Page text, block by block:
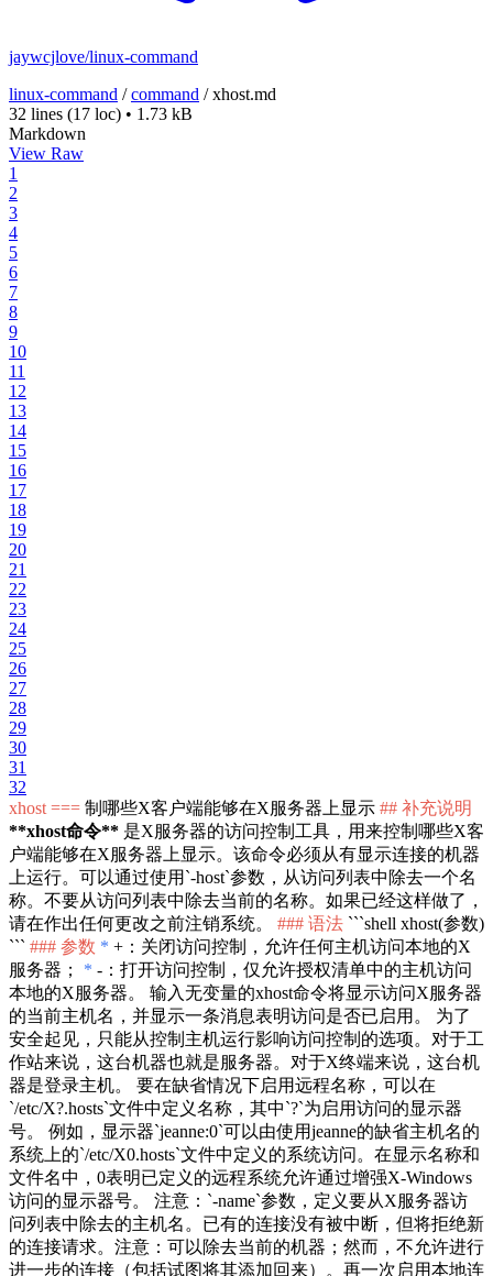
jaywcjlove/linux-command
linux-command /command /xhost.md
32 lines (17 loc) • 1.73 kB
Markdown
View Raw
1
2
3
4
5
6
7
8
9
10
11
12
13
14
15
16
17
18
19
20
21
22
23
24
25
26
27
28
29
30
31
32
xhost === 制哪些X客户端能够在X服务器上显示 ## 补充说明
**xhost命令** 是X服务器的访问控制工具，用来控制哪些X客
户端能够在X服务器上显示。该命令必须从有显示连接的机器
上运行。可以通过使用 `-host`参数，从访问列表中除去一个名
称。不要从访问列表中除去当前的名称。如果已经这样做了，
请在作出任何更改之前注销系统。 ### 语法 ```shell xhost(参数)
``` ### 参数 * +：关闭访问控制，允许任何主机访问本地的X
服务器； * -：打开访问控制，仅允许授权清单中的主机访问
本地的X服务器。 输入无变量的xhost命令将显示访问X服务器
的当前主机名，并显示一条消息表明访问是否已启用。 为了
安全起见，只能从控制主机运行影响访问控制的选项。对于工
作站来说，这台机器也就是服务器。对于X终端来说，这台机
器是登录主机。 要在缺省情况下启用远程名称，可以在
`/etc/X?.hosts`文件中定义名称，其中`?`为启用访问的显示器
号。 例如，显示器`jeanne:0`可以由使用jeanne的缺省主机名的
系统上的`/etc/X0.hosts`文件中定义的系统访问。在显示名称和
文件名中，0表明已定义的远程系统允许通过增强X-Windows
访问的显示器号。 注意： `-name`参数，定义要从X服务器访
问列表中除去的主机名。已有的连接没有被中断，但将拒绝新
的连接请求。注意：可以除去当前的机器；然而，不允许进行
进一步的连接（包括试图将其添加回来）。再一次启用本地连